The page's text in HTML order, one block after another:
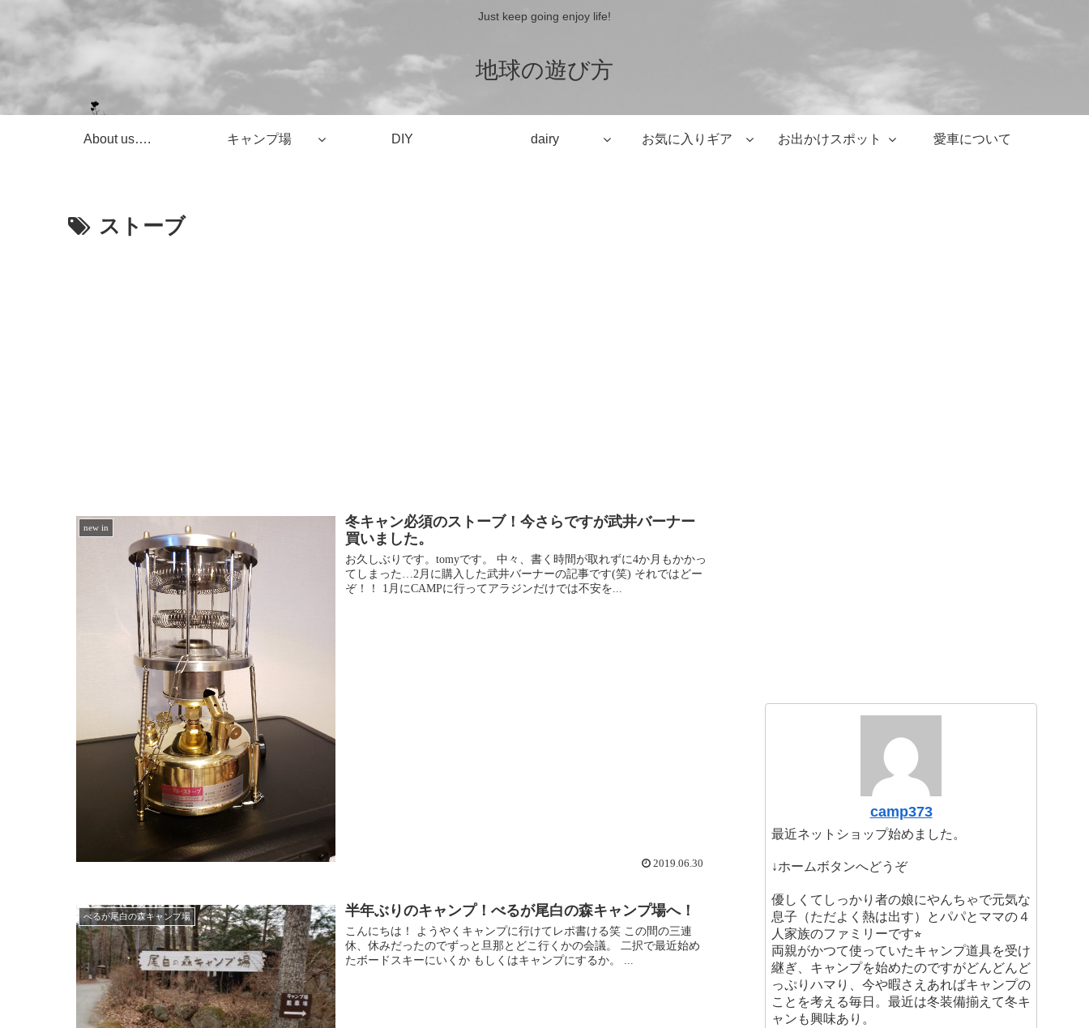
Just keep going enjoy life!
地球の遊び方
About us…. キャンプ場 DIY dairy お気に入りギア お出かけスポット 愛車について
ストーブ
new in
冬キャン必須のストーブ！今さらですが武井バーナー
買いました。
お久しぶりです。tomyです。 中々、書く時間が取れずに4か月もかかっ
てしまった…2月に購入した武井バーナーの記事です(笑) それではどー
ぞ！！ 1月にCAMPに行ってアラジンだけでは不安を...
2019.06.30
べるが尾白の森キャンプ場 半年ぶりのキャンプ！べるが尾白の森キャンプ場へ！
こんにちは！ ようやくキャンプに行けてレポ書ける笑 この間の三連
休、休みだったのでずっと旦那とどこ行くかの会議。 二択で最近始め
たボードスキーにいくか もしくはキャンプにするか。 ...
camp373
最近ネットショップ始めました。
↓ホームボタンへどうぞ
優しくてしっかり者の娘にやんちゃで元気な
息子（ただよく熱は出す）とパパとママの４
人家族のファミリーです⭐︎
両親がかつて使っていたキャンプ道具を受け
継ぎ、キャンプを始めたのですがどんどんど
っぷりハマり、今や暇さえあればキャンプの
ことを考える毎日。最近は冬装備揃えて冬キ
ャンも興味あり。